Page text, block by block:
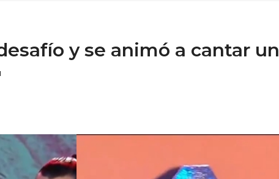
y se animó a cantar un